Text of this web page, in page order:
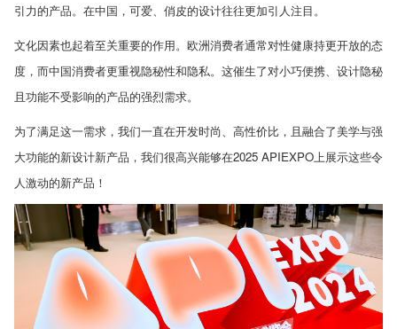
引力的产品。在中国，可爱、俏皮的设计往往更加引人注目。
文化因素也起着至关重要的作用。欧洲消费者通常对性健康持更开放的态
度，而中国消费者更重视隐秘性和隐私。这催生了对小巧便携、设计隐秘
且功能不受影响的产品的强烈需求。
为了满足这一需求，我们一直在开发时尚、高性价比，且融合了美学与强
大功能的新设计新产品，我们很高兴能够在2025 APIEXPO上展示这些令
人激动的新产品！